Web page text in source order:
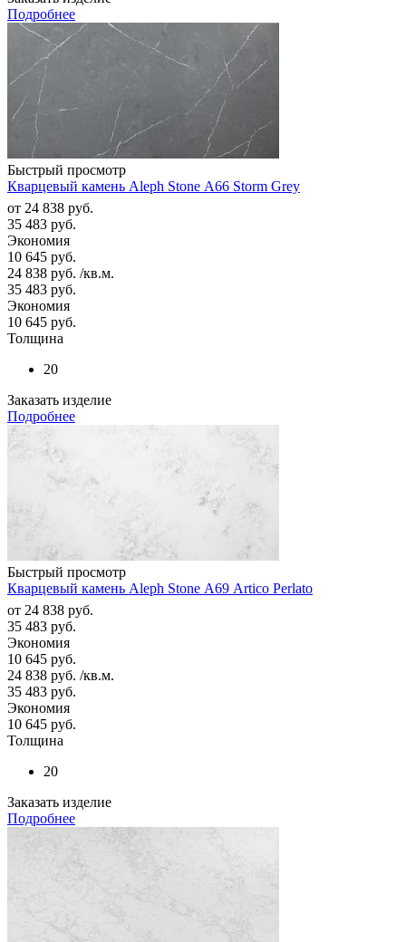
Подробнее
Быстрый просмотр
Кварцевый камень Aleph Stone А66 Storm Grey
от 24 838 руб.
35 483 руб.
Экономия
10 645 руб.
24 838 руб. /кв.м.
35 483 руб.
Экономия
10 645 руб.
Толщина
20
Заказать изделие
Подробнее
Быстрый просмотр
Кварцевый камень Aleph Stone А69 Artico Perlato
от 24 838 руб.
35 483 руб.
Экономия
10 645 руб.
24 838 руб. /кв.м.
35 483 руб.
Экономия
10 645 руб.
Толщина
20
Заказать изделие
Подробнее